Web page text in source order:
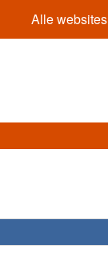
Alle websites